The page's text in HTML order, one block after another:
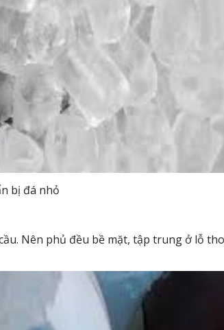
bị đá nhỏ
Nên phủ đều bề mặt, tập trung ở lỗ